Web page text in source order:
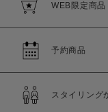
WEB限定商品
予約商品
スタイリング